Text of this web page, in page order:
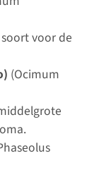
soort voor de
(Ocimum